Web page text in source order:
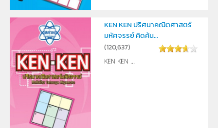
KEN KEN ปริศนาคณิตศาสตร์
มหัศจรรย์ คิดค้น...
(120,637)
KEN KEN ...